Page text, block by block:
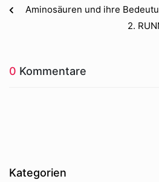
Aminosäuren und ihre
2.
0 Kommentare
Kategorien